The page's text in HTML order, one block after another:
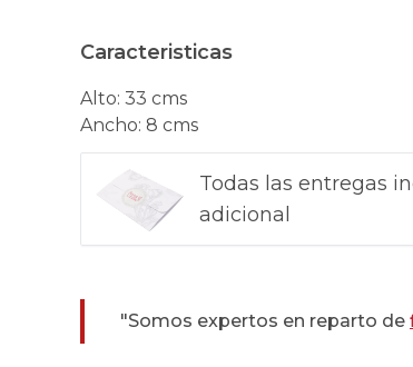
Caracteristicas
Alto: 33 cms
Ancho: 8 cms
Todas las entregas
adicional
"Somos expertos en reparto de